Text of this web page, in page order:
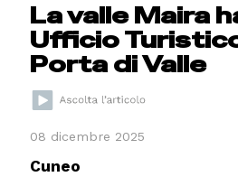
La valle Maira
Ufficio
Porta di Valle
08 dicembre 2025
Cuneo